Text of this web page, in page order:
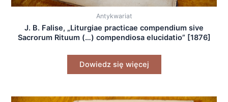
Antykwariat
J. B. Falise, „Liturgiae practicae compendium sive
Sacrorum Rituum (…) compendiosa elucidatio” [1876]
Dowiedz się więcej